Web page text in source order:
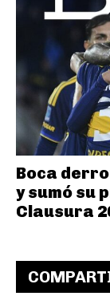
Boca
y sumó su
Clausura